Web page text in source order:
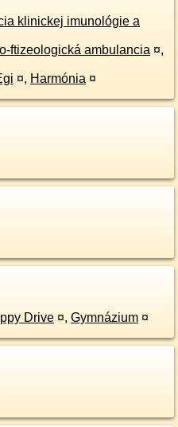
klinickej imunológie a
ftizeologická ambulancia ¤,
¤, Harmónia ¤
Drive ¤, Gymnázium ¤